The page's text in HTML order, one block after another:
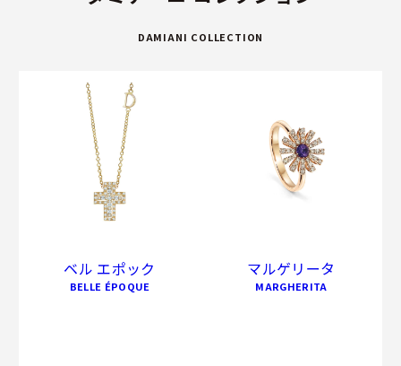
DAMIANI COLLECTION
ベル エポック
BELLE ÉPOQUE
マルゲリータ
MARGHERITA